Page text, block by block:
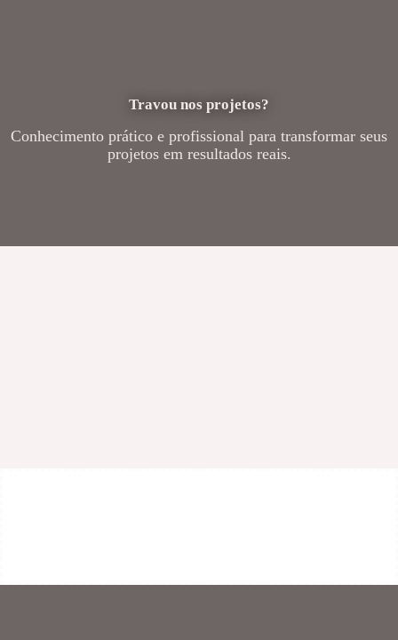
Travou nos projetos?
Conhecimento prático e profissional para transformar seus
projetos em resultados reais.